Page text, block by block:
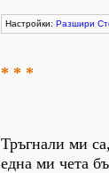
Настройки: Разшири
* * *
Тръгнали ми
една ми чета